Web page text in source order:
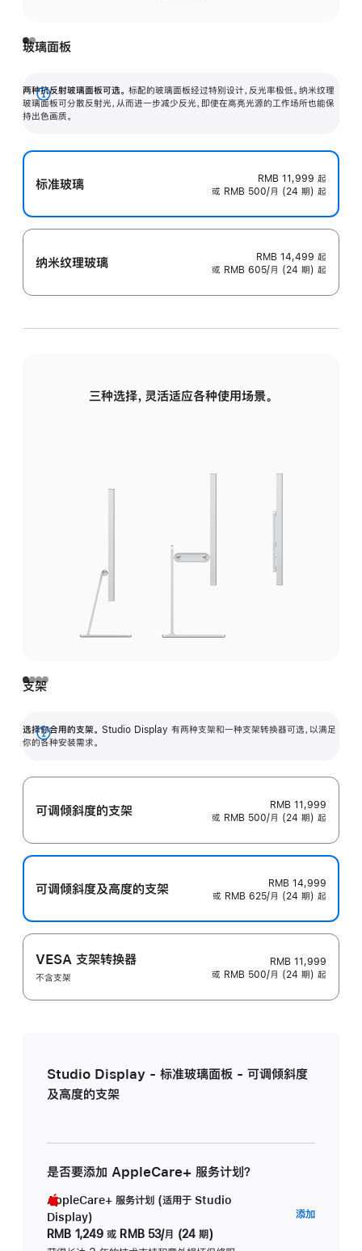
玻璃面板
两种抗反射玻璃面板可选。 标配的玻璃面板经过特别设计，反光率极低。纳米纹理
玻璃面板可分散反射光，从而进一步减少反光，即使在高亮光源的工作场所也能保
持出色画质。
展
开
标准玻璃 RMB 11,999 起
或 RMB 500/月 (24 期) 起
纳米纹理玻璃 RMB 14,499 起
或 RMB 605/月 (24 期) 起
三种选择，灵活适应各种使用场景。
支架
选择你合用的支架。 Studio Display 有两种支架和一种支架转换器可选，以满足
你的各种安装需求。
展
可调倾斜度的支架
RMB 11,999
或 RMB 500/月 (24 期) 起
可调倾斜度及高‍度的支‍架
RMB 14,999
或 RMB 625/月 (24 期) 起
VESA 支架转换器
不含支架
RMB 11,999
或 RMB 500/月 (24 期) 起
Studio Display - 标准玻璃面板 - 可调倾斜度
及高度的支架
是否要添加 AppleCare+ 服务计划？
AppleCare+ 服务计划 (适用于 Studio
Display)
RMB 1,249 或 RMB 53/月 (24 期)
添加